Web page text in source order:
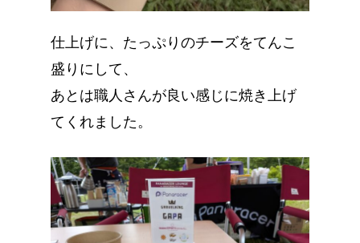
仕上げに、たっぷりのチーズをてんこ
盛りにして、
あとは職人さんが良い感じに焼き上げ
てくれました。